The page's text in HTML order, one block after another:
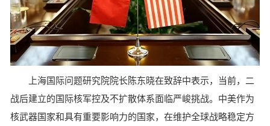
上海国际问题研究院院长陈东晓在致辞中表示，当前，二
战后建立的国际核军控及不扩散体系面临严峻挑战。中美作为
核武器国家和具有重要影响力的国家，在维护全球战略稳定方